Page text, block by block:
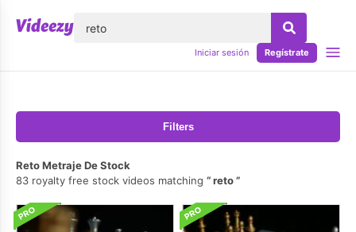
Iniciar sesión Regístrate
Filters
Reto Metraje De Stock
83 royalty free stock videos matching
reto